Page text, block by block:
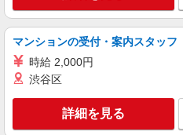
検査・検品・
時給：1,390
×8H実働×21日稼
茨城県つく
い市 通勤方法
みどりの駅か
キープ
マンションの受付・案内スタッフ
時給 2,000円
渋谷区
詳細を見る